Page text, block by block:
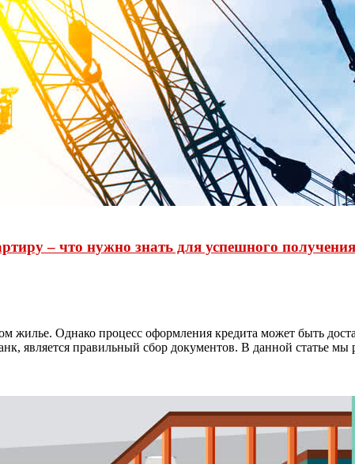
– что нужно знать для успешного
жилье. Однако процесс оформления кредита может быть
является правильный сбор документов. В данной статье